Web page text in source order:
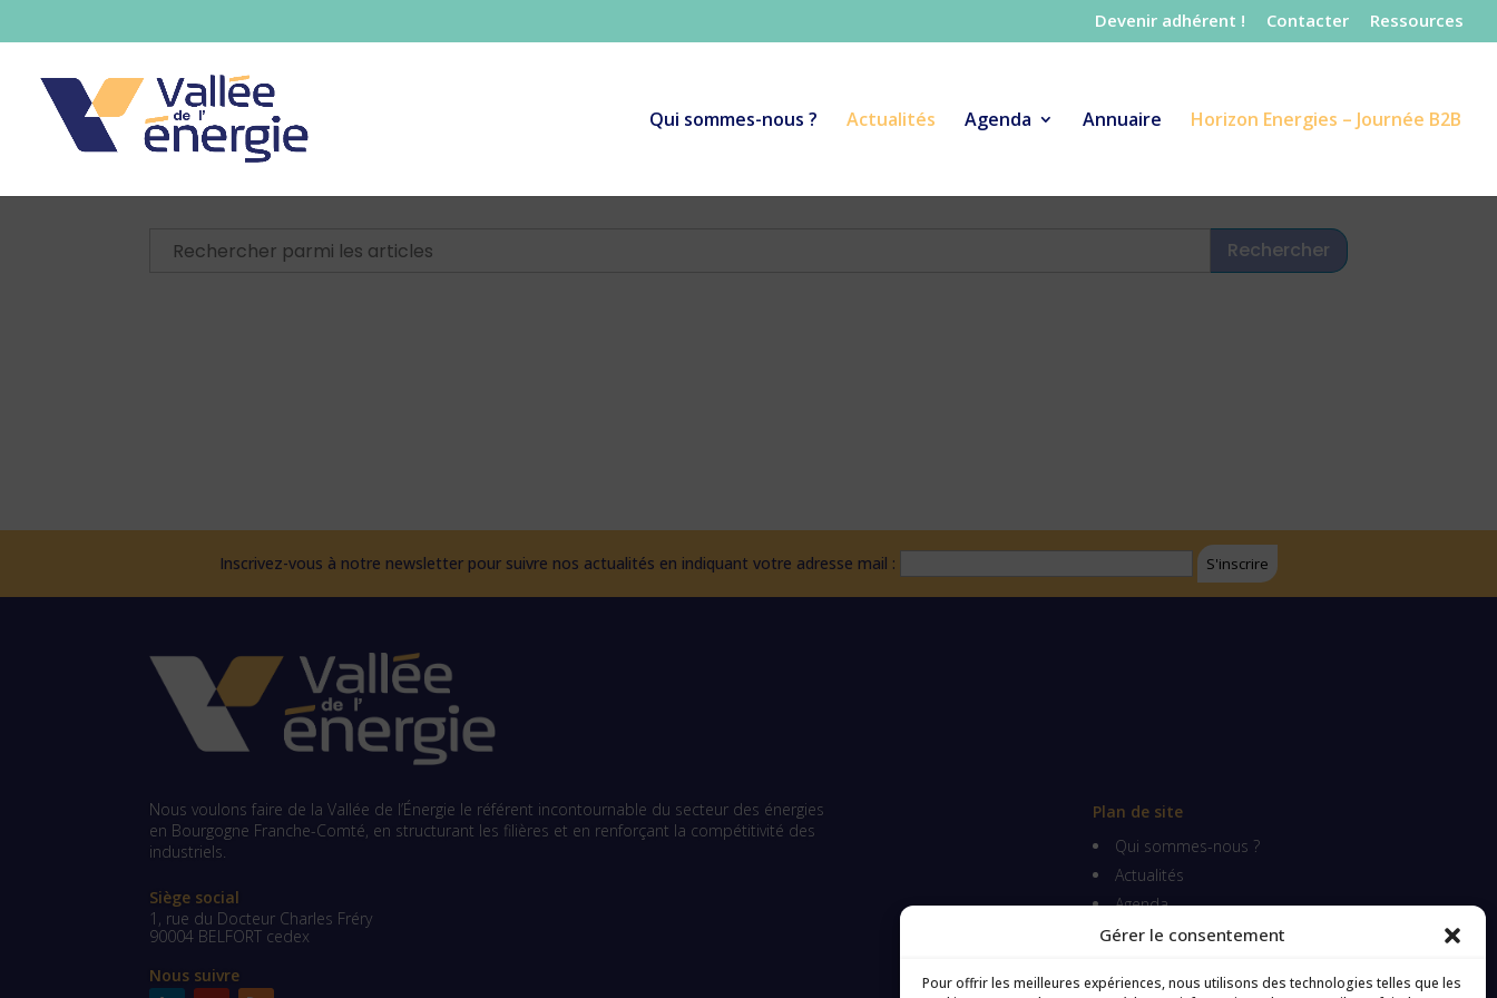
Gérer le consentement
Pour offrir les meilleures expériences, nous utilisons des technologies telles que les
Devenir adhérent ! Contacter Ressources
Qui sommes-nous ? Actualités Agenda Annuaire Horizon Energies – Journée B2B
Rechercher
Inscrivez-vous à notre newsletter pour suivre nos actualités en indiquant votre adresse mail :
Nous voulons faire de la Vallée de l’Énergie le référent incontournable du secteur des énergies
en Bourgogne Franche-Comté, en structurant les filières et en renforçant la compétitivité des
industriels.
Siège social
1, rue du Docteur Charles Fréry
90004 BELFORT cedex
Nous suivre
Plan de site
Qui sommes-nous ?
Actualités
Agenda
Événements futurs
Annuaire